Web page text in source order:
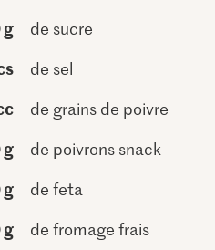
g de sucre
de sel
de grains de poivre
de poivrons snack
g de feta
g de fromage frais